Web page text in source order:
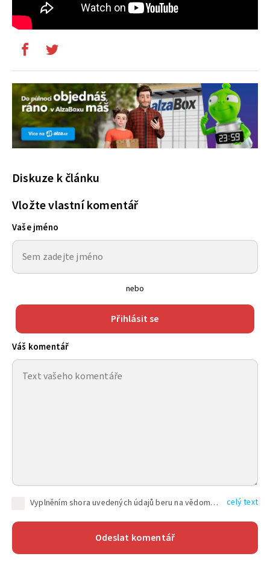
Diskuze k článku
Vložte vlastní komentář
Vaše jméno
nebo
Přihlásit se
Váš komentář
Vyplněním shora uvedených údajů beru na vědomí, že společnost TEXT FACTORY s.r.o., sídlem Brno, Durďákova 336/29, Černá Pole, PSČ: 613 00, IČ: 06157831, zapsané u Krajského soudu v Brně, oddíl C, vložka 100399, bude zpracovávat mé osobní údaje uvedené v rámci mnou vyplněného registračního formuláře na základě oprávněných zájmů TEXT FACTORY s.r.o. dle čl. 6 odst. 1 písm. f) GDPR a pro splnění právních povinností (čl. 6 odst. 1 písm. c) GDPR), a to pro tyto účely: nezbytnost zajistit oprávnění návštěvníka webových stránek provozovaných společností TEXT FACTORY s.r.o. přispívat aktivně ke zveřejněným článkům nebo v rámci diskusních fór a výkon práv TEXT FACTORY s.r.o. jako administrátora těchto diskusních fór. Více informací o zpracování osobních údajů a právech lze nalézt v celý text